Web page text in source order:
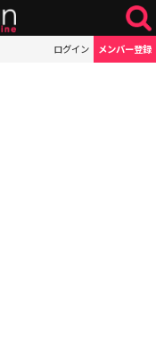
ログイン メンバー登録